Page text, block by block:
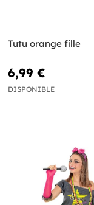
Tutu orange fille
6,99 €
DISPONIBLE